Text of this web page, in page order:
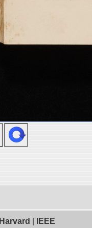
Harvard IEEE